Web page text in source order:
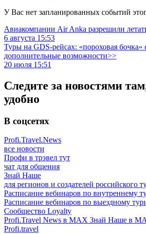
У Вас нет запланированных событий
Авиакомпании Air Anka разрешили
6 августа 15:53
Туры на GDS-рейсах: «пороховая бочка»
дополнительные возможности>>
20 июля 15:51
Следите за новостями
удобно
В соцсетях
Profi.Travel.News
все новости
Профи в трэвел тут
чат для общения
Знай Наше
для регионов и создателей российского
Расписание вебинаров по внутреннему
Расписание вебинаров по выездному
Сообщество Loyalty
Profi.Travel News в MAX Знай Наше в
Profi.travel